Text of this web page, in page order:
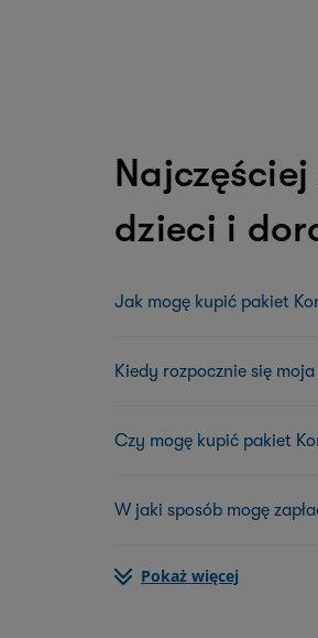
dzieci i
Jak mogę kupić pakiet
Kiedy rozpocznie się
Czy mogę kupić pakiet
W jaki sposób mogę
Pokaż więcej